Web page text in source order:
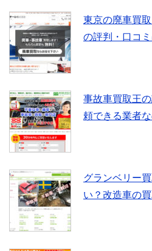
東京の廃車買
の評判・口コ
事故車買取王
頼できる業者
グランベリー
い？改造車の